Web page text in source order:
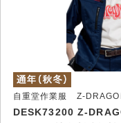
DESK73200 Z-